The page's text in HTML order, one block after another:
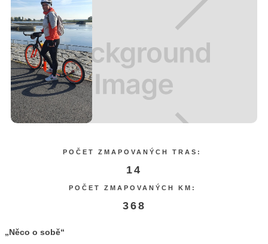
POČET ZMAPOVANÝCH TRAS:
14
POČET ZMAPOVANÝCH KM:
368
„Něco o sobě“